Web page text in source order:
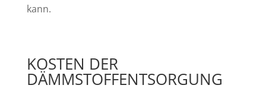
kann.
KOSTEN DER
DÄMMSTOFFENTSORGUNG